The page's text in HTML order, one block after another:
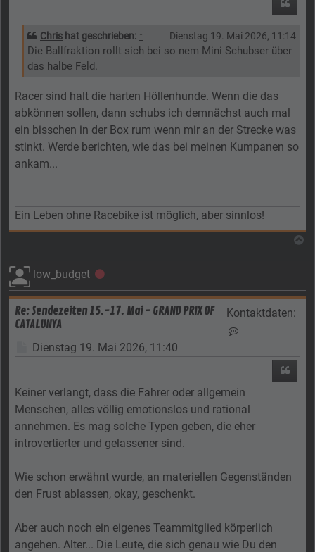
Chris hat geschrieben: ↑ Dienstag 19. Mai 2026, 11:14
Die Ballfraktion rollt sich bei so nem Mini Schubser über
das halbe Feld.
Racer sind halt die harten Höllenhunde. Wenn die das
abkönnen sollen, dann schubs ich demnächst auch mal
ein bisschen in der Box rum wenn mir an der Strecke was
stinkt. Werde berichten, wie das bei meinen Kumpanen so
ankam...
Ein Leben ohne Racebike ist möglich, aber sinnlos!
low_budget Offline
Re: Sendezeiten 15.-17. Mai - GRAND PRIX OF
CATALUNYA
Kontaktdaten:
Beitrag
Dienstag 19. Mai 2026, 11:40
Keiner verlangt, dass die Fahrer oder allgemein
Menschen, alles völlig emotionslos und rational
annehmen. Es mag solche Typen geben, die eher
introvertierter und gelassener sind.
Wie schon erwähnt wurde, an materiellen Gegenständen
den Frust ablassen, okay, geschenkt.
Aber auch noch ein eigenes Teammitglied körperlich
angehen. Alter... Die Leute, die sich genau wie Du den